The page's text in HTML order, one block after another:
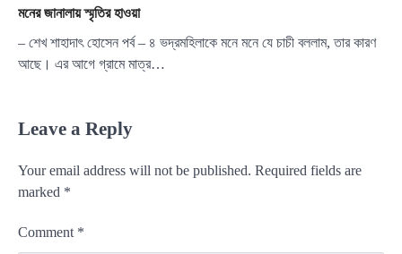
মনের জানালায় স্মৃতির হাওয়া
– শেখ শাহাদাৎ হোসেন পর্ব – ৪ ভদ্রমহিলাকে মনে মনে যে চাচী বললাম, তার কারণ
আছে। এর আগে গ্রামে মাত্র…
Leave a Reply
Your email address will not be published. Required fields are
marked *
Comment *